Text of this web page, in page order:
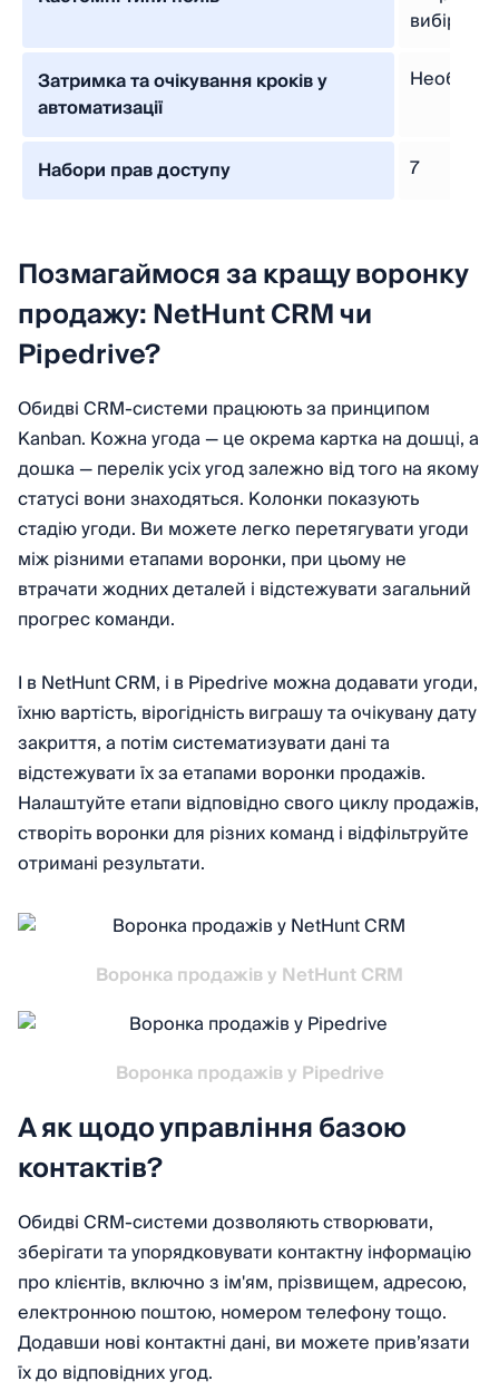
вибір
Затримка та очікування кроків у
автоматизації
Набори прав доступу 7
Позмагаймося за кращу воронку
продажу: NetHunt CRM чи
Pipedrive?
Обидві CRM-системи працюють за принципом
Kanban. Кожна угода — це окрема картка на дошці, а
дошка — перелік усіх угод залежно від того на якому
статусі вони знаходяться. Колонки показують
стадію угоди. Ви можете легко перетягувати угоди
між різними етапами воронки, при цьому не
втрачати жодних деталей і відстежувати загальний
прогрес команди.
І в NetHunt CRМ, і в Pipedrive можна додавати угоди,
їхню вартість, вірогідність виграшу та очікувану дату
закриття, а потім систематизувати дані та
відстежувати їх за етапами воронки продажів.
Налаштуйте етапи відповідно свого циклу продажів,
створіть воронки для різних команд і відфільтруйте
отримані результати.
Воронка продажів у NetHunt CRM
Воронка продажів у Pipedrive
А як щодо управління базою
контактів?
Обидві CRM-системи дозволяють створювати,
зберігати та упорядковувати контактну інформацію
про клієнтів, включно з ім'ям, прізвищем, адресою,
електронною поштою, номером телефону тощо.
Додавши нові контактні дані, ви можете привʼязати
їх до відповідних угод.